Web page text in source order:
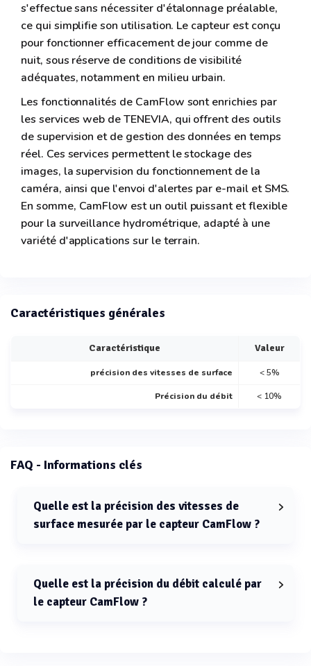
s'effectue sans nécessiter d'étalonnage préalable,
ce qui simplifie son utilisation. Le capteur est conçu
pour fonctionner efficacement de jour comme de
nuit, sous réserve de conditions de visibilité
adéquates, notamment en milieu urbain.
Les fonctionnalités de CamFlow sont enrichies par
les services web de TENEVIA, qui offrent des outils
de supervision et de gestion des données en temps
réel. Ces services permettent le stockage des
images, la supervision du fonctionnement de la
caméra, ainsi que l'envoi d'alertes par e-mail et SMS.
En somme, CamFlow est un outil puissant et flexible
pour la surveillance hydrométrique, adapté à une
variété d'applications sur le terrain.
Caractéristiques générales
Caractéristique Valeur
précision des vitesses de surface < 5%
Précision du débit < 10%
FAQ - Informations clés
Quelle est la précision des vitesses de
surface mesurée par le capteur CamFlow ?
Quelle est la précision du débit calculé par
le capteur CamFlow ?